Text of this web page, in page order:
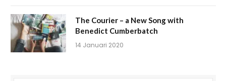
The Courier – a New Song with
Benedict Cumberbatch
14 Januari 2020